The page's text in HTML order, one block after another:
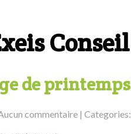
Conseil
de printemps
commentaire | Categories: